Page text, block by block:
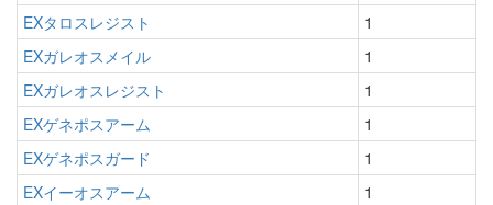
EXタロスレジスト
1
EXガレオスメイル
1
EXガレオスレジスト
1
EXゲネポスアーム
1
EXゲネポスガード
1
EXイーオスアーム
1